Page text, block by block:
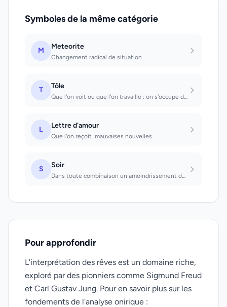
Symboles de la même catégorie
M Meteorite
Changement radical de situation
T Tôle
Que l'on voit ou que l'on travaille : on s'occupe de choses sans valeur.
L Lettre d'amour
Que l'on reçoit. mauvaises nouvelles.
S Soir
Dans toute combinaison un amoindrissement des forces intellectuelles et physique...
Pour approfondir
L'interprétation des rêves est un domaine riche,
exploré par des pionniers comme Sigmund Freud
et Carl Gustav Jung. Pour en savoir plus sur les
fondements de l'analyse onirique :